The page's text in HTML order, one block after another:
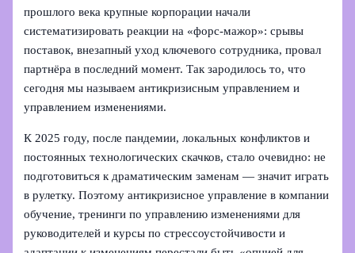
прошлого века крупные корпорации начали
систематизировать реакции на «форс‑мажор»: срывы
поставок, внезапный уход ключевого сотрудника, провал
партнёра в последний момент. Так зародилось то, что
сегодня мы называем антикризисным управлением и
управлением изменениями.
К 2025 году, после пандемии, локальных конфликтов и
постоянных технологических скачков, стало очевидно: не
подготовиться к драматическим заменам — значит играть
в рулетку. Поэтому антикризисное управление в компании
обучение, тренинги по управлению изменениями для
руководителей и курсы по стрессоустойчивости и